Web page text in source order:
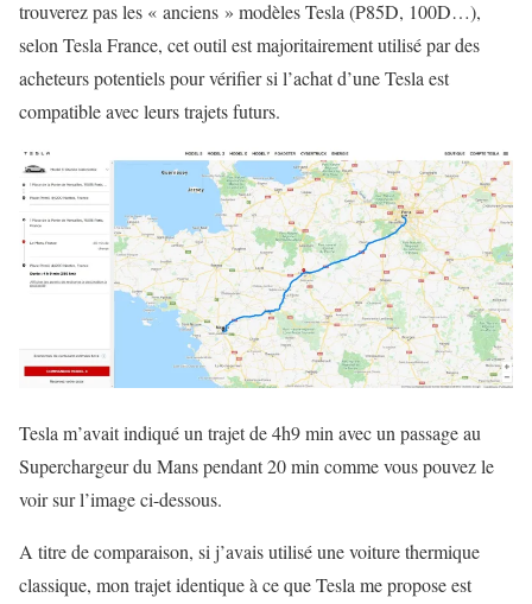
trouverez pas les « anciens » modèles Tesla (P85D, 100D…),
selon Tesla France, cet outil est majoritairement utilisé par des
acheteurs potentiels pour vérifier si l’achat d’une Tesla est
compatible avec leurs trajets futurs.
Tesla m’avait indiqué un trajet de 4h9 min avec un passage au
Superchargeur du Mans pendant 20 min comme vous pouvez le
voir sur l’image ci-dessous.
A titre de comparaison, si j’avais utilisé une voiture thermique
classique, mon trajet identique à ce que Tesla me propose est